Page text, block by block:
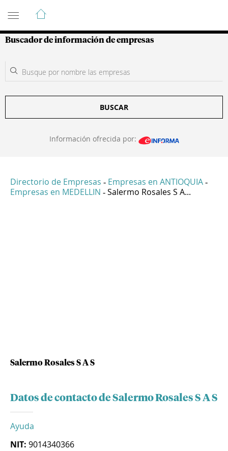
Guía de Empresas Colombianas
Buscador de información de empresas
BUSCAR
Información ofrecida por:
Directorio de Empresas - Empresas en ANTIOQUIA -
Empresas en MEDELLIN - Salermo Rosales S A...
Salermo Rosales S A S
Datos de contacto de Salermo Rosales S A S
Ayuda
NIT: 9014340366